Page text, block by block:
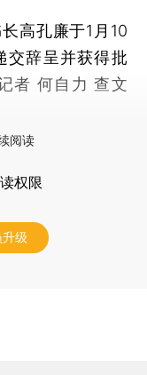
高孔廉于1月10
交辞呈并获得批
者 何自力 查文
阅读
权限
级